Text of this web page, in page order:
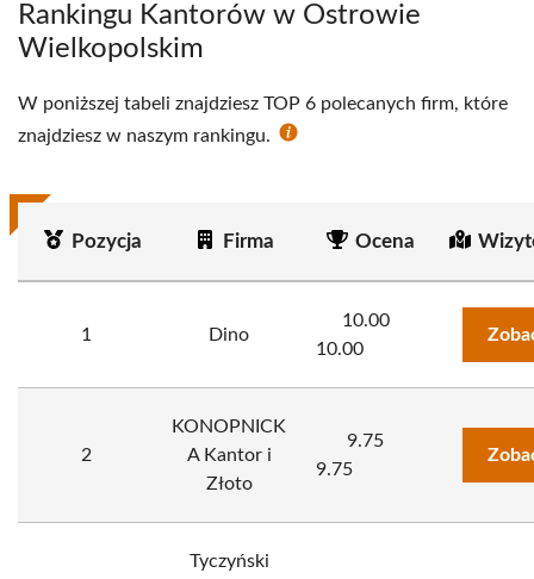
Rankingu Kantorów w Ostrowie
Wielkopolskim
W poniższej tabeli znajdziesz TOP 6 polecanych firm, które
znajdziesz w naszym rankingu.
Pozycja Firma Ocena
1 Dino
10.00
10.00
2
KONOPNICK
A Kantor i
Złoto
9.75
9.75
Tyczyński